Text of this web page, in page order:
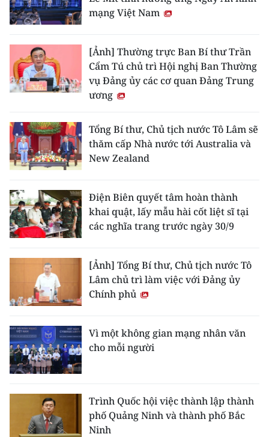
mạng Việt Nam
[Ảnh] Thường trực Ban Bí thư Trần
Cẩm Tú chủ trì Hội nghị Ban Thường
vụ Đảng ủy các cơ quan Đảng Trung
ương
Tổng Bí thư, Chủ tịch nước Tô Lâm sẽ
thăm cấp Nhà nước tới Australia và
New Zealand
Điện Biên quyết tâm hoàn thành
khai quật, lấy mẫu hài cốt liệt sĩ tại
các nghĩa trang trước ngày 30/9
[Ảnh] Tổng Bí thư, Chủ tịch nước Tô
Lâm chủ trì làm việc với Đảng ủy
Chính phủ
Vì một không gian mạng nhân văn
cho mỗi người
Trình Quốc hội việc thành lập thành
phố Quảng Ninh và thành phố Bắc
Ninh